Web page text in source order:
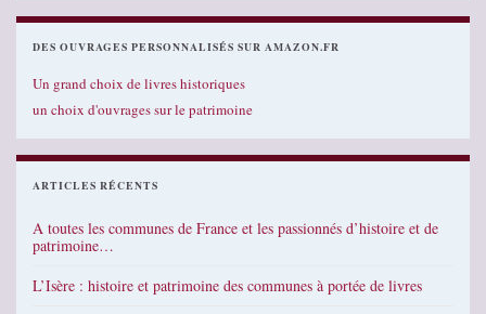
DES OUVRAGES PERSONNALISÉS SUR AMAZON.FR
Un grand choix de livres historiques
un choix d'ouvrages sur le patrimoine
ARTICLES RÉCENTS
A toutes les communes de France et les passionnés d’histoire et de
patrimoine…
L’Isère : histoire et patrimoine des communes à portée de livres